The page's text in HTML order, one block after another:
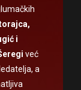
i
već
a